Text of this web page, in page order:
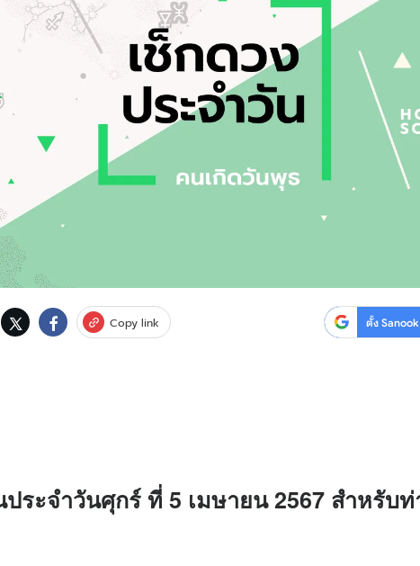
อปฟรี ติดตามสนุกโซเชียลได้ที่
ท อิมเมจ ฟิวเจอร์ (ประเทศไทย) จำกัด
Copy link ตั้ง
ประจำวันศุกร์ ที่ 5 เมษายน 2567 สำหรับ